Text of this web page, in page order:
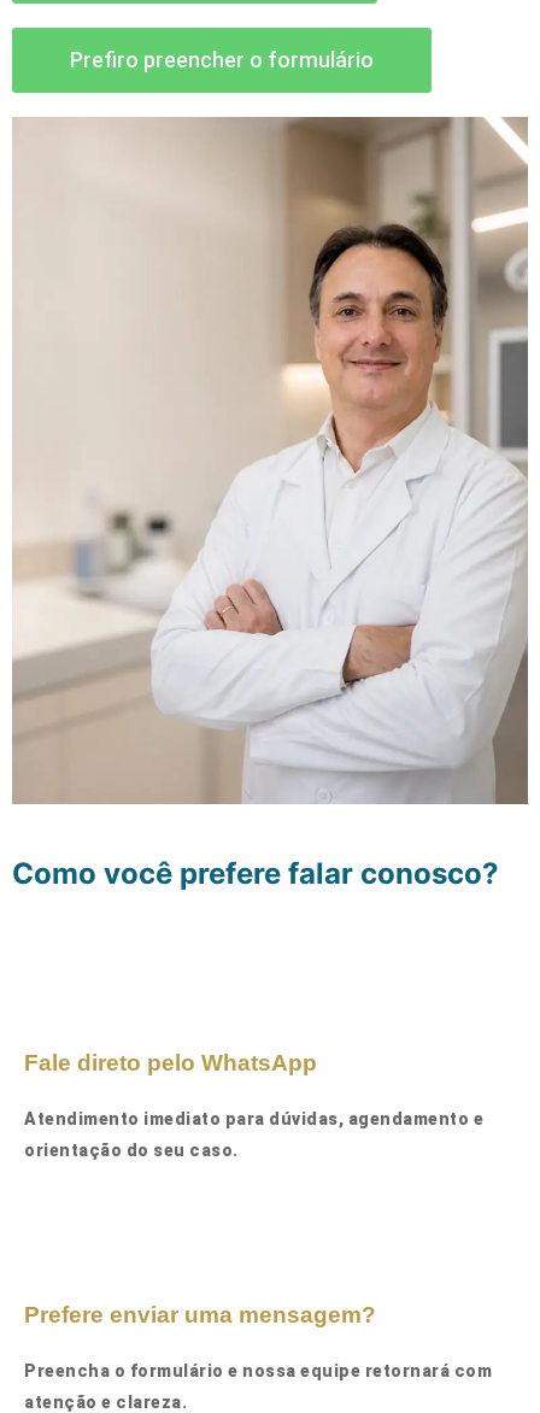
Prefiro preencher o formulário
Como você prefere falar conosco?
Fale direto pelo WhatsApp
Atendimento imediato para dúvidas, agendamento e
orientação do seu caso.
Prefere enviar uma mensagem?
Preencha o formulário e nossa equipe retornará com
atenção e clareza.